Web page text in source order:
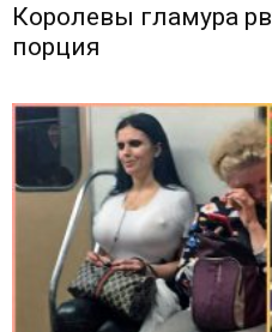
Королевы гламура
порция